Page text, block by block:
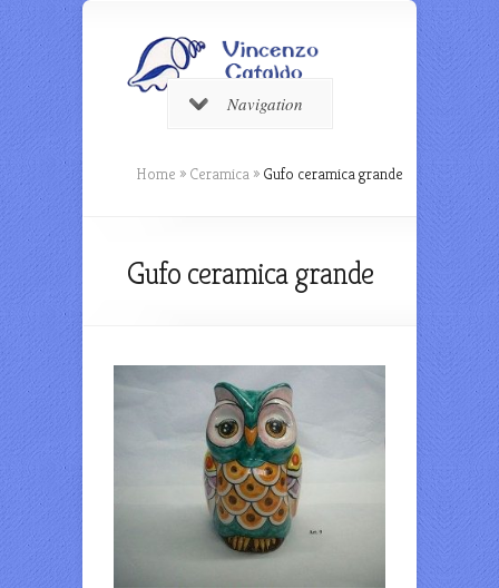
Navigation
Home » Ceramica » Gufo ceramica grande
Gufo ceramica grande